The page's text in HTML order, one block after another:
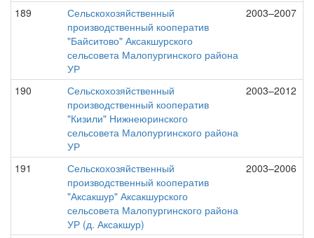
189
Сельскохозяйственный
производственный кооператив
"Байситово" Аксакшурского
сельсовета Малопургинского района
УР
2003–2007
190
Сельскохозяйственный
производственный кооператив
"Кизили" Нижнеюринского
сельсовета Малопургинского района
УР
2003–2012
191
Сельскохозяйственный
производственный кооператив
"Аксакшур" Аксакшурского
сельсовета Малопургинского района
УР (д. Аксакшур)
2003–2006